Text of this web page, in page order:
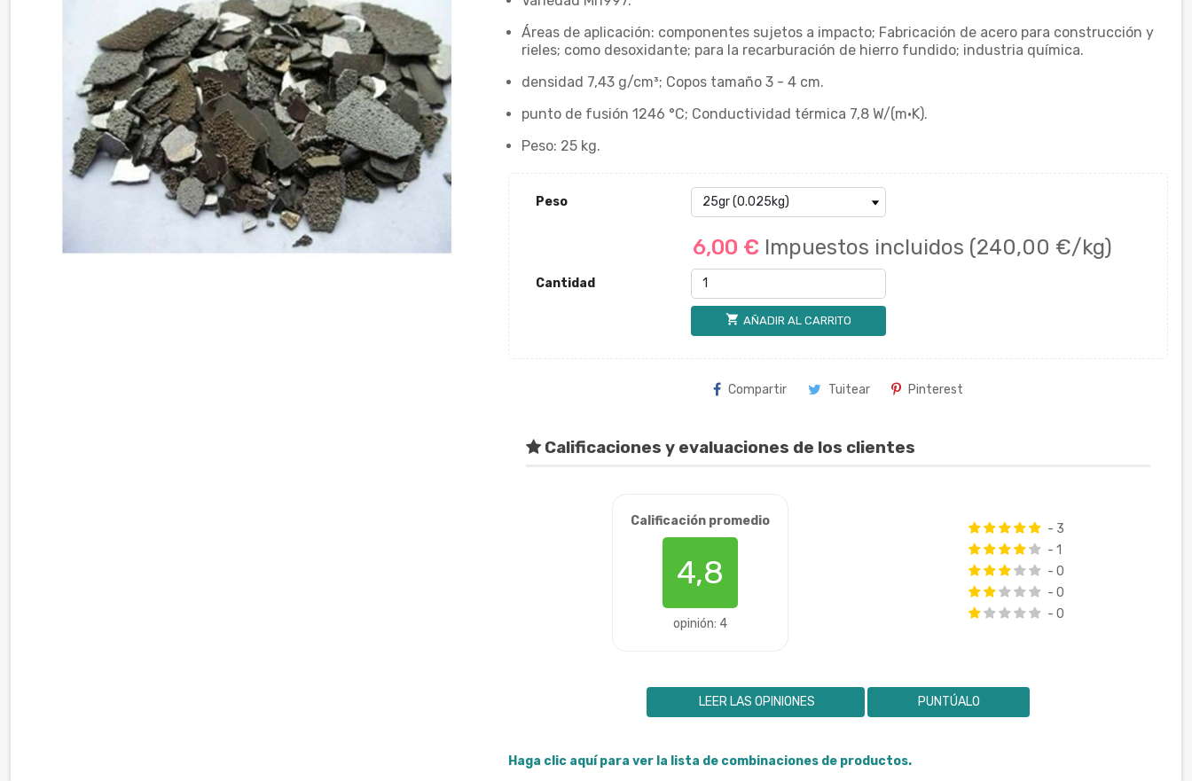
Áreas de aplicación: componentes sujetos a impacto; Fabricación de acero para construcción y
rieles; como desoxidante; para la recarburación de hierro fundido; industria química.
densidad 7,43 g/cm³; Copos tamaño 3 - 4 cm.
punto de fusión 1246 °C; Conductividad térmica 7,8 W/(m·K).
Peso: 25 kg.
Peso
6,00 € Impuestos incluidos (240,00 €/kg)
Cantidad
shopping_cart AÑADIR AL CARRITO
Compartir Tuitear Pinterest
Calificaciones y evaluaciones de los clientes
Calificación promedio
4,8
opinión: 4
- 3
- 1
- 0
- 0
- 0
LEER LAS OPINIONES PUNTÚALO
Haga clic aquí para ver la lista de combinaciones de productos.